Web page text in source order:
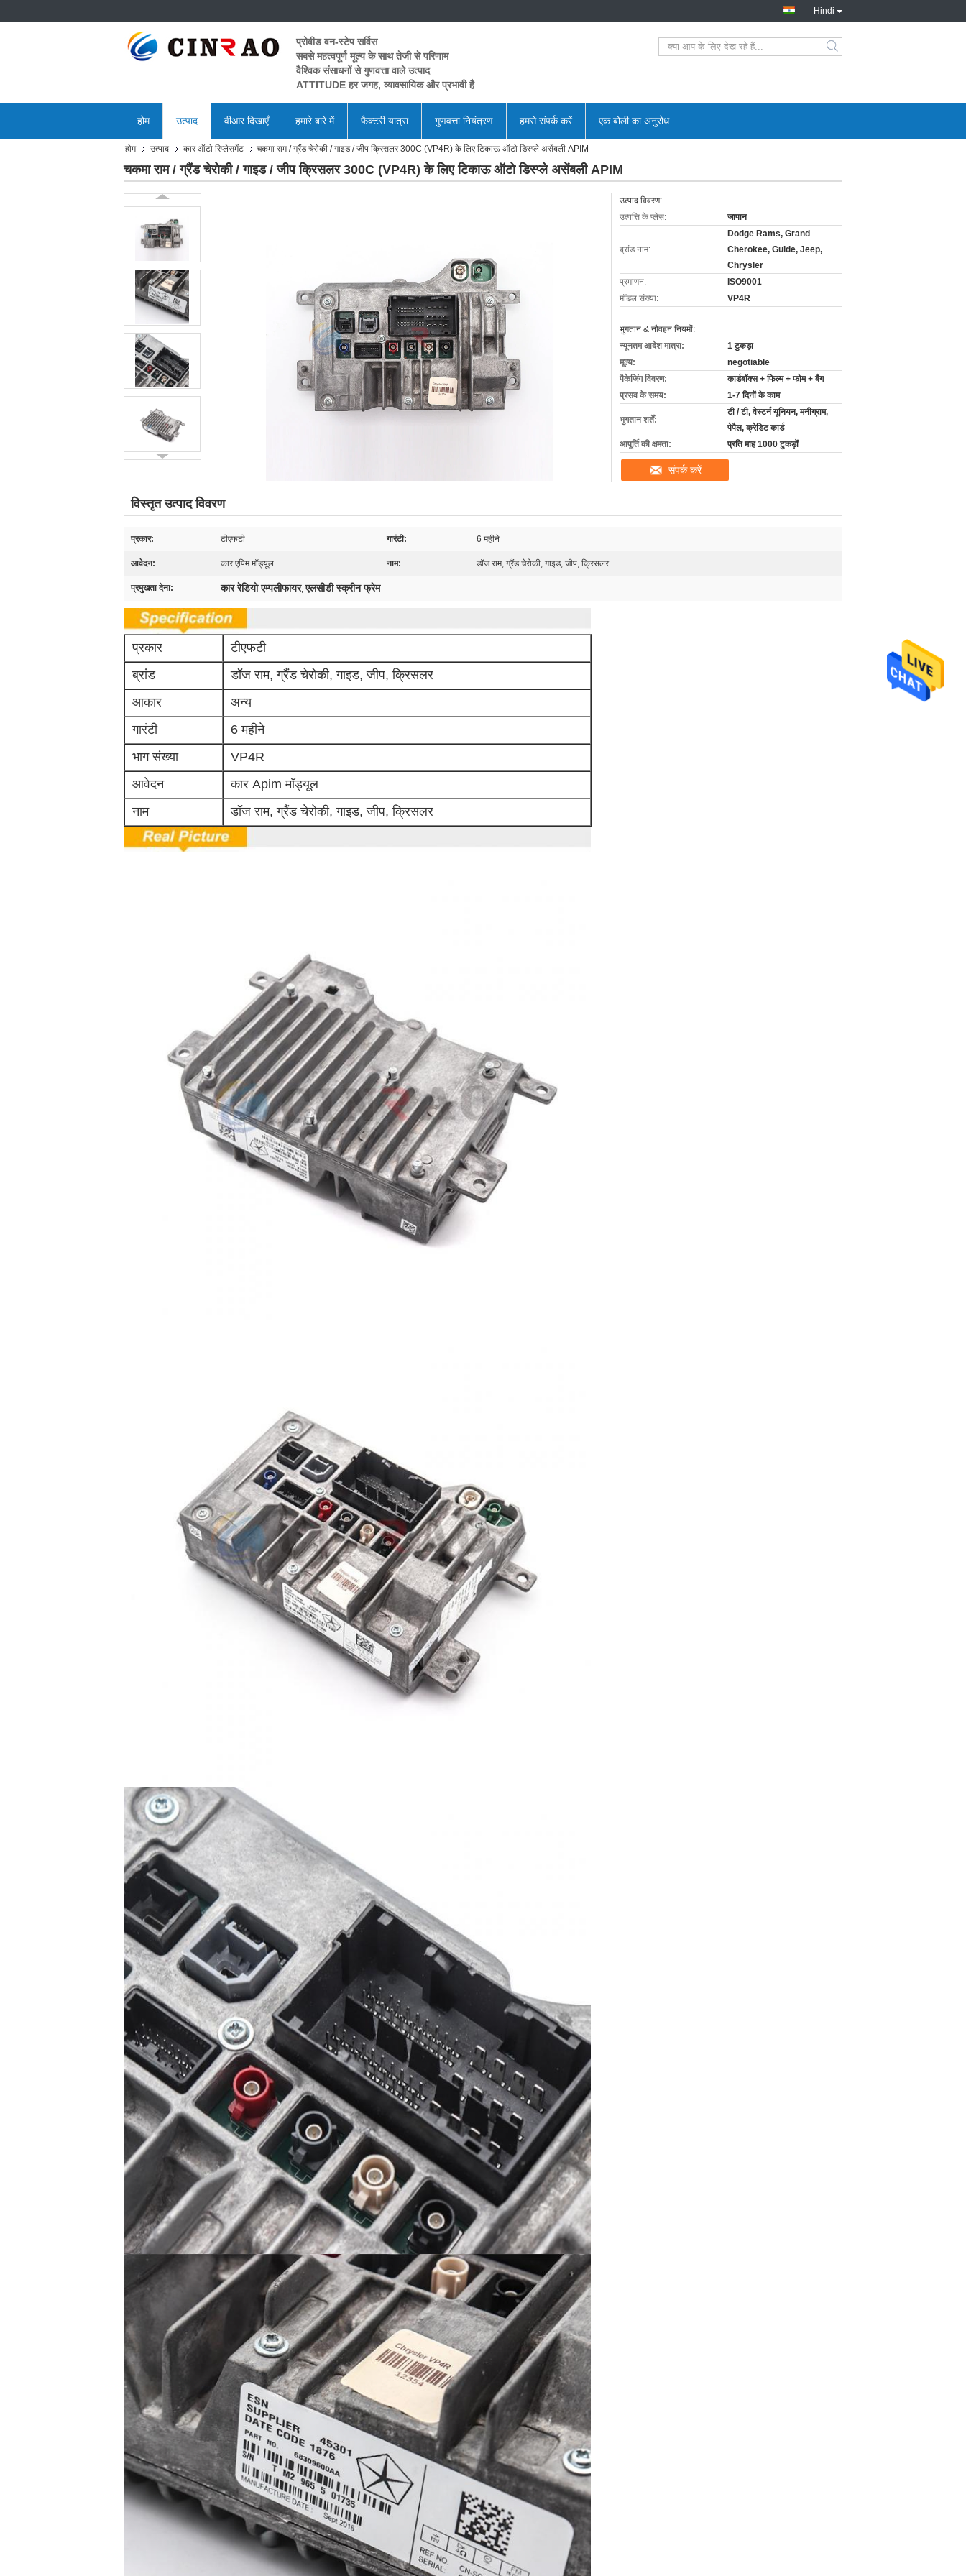
Hindi
प्रोवीड वन-स्टेप सर्विस
सबसे महत्वपूर्ण मूल्य के साथ तेजी से परिणाम
वैश्विक संसाधनों से गुणवत्ता वाले उत्पाद
ATTITUDE हर जगह, व्यावसायिक और प्रभावी है
होम उत्पाद वीआर दिखाएँ हमारे बारे में फैक्टरी यात्रा गुणवत्ता नियंत्रण हमसे संपर्क करें एक बोली का अनुरोध
होम उत्पाद कार ऑटो रिप्लेसमेंट चकमा राम / ग्रैंड चेरोकी / गाइड / जीप क्रिसलर 300C (VP4R) के लिए टिकाऊ ऑटो डिस्प्ले असेंबली APIM
चकमा राम / ग्रैंड चेरोकी / गाइड / जीप क्रिसलर 300C (VP4R) के लिए टिकाऊ ऑटो डिस्प्ले असेंबली APIM
उत्पाद विवरण:
उत्पत्ति के प्लेस:
जापान
ब्रांड नाम:
Dodge Rams, Grand
Cherokee, Guide, Jeep,
Chrysler
प्रमाणन:
ISO9001
मॉडल संख्या:
VP4R
भुगतान & नौवहन नियमों:
न्यूनतम आदेश मात्रा:
1 टुकड़ा
मूल्य:
negotiable
पैकेजिंग विवरण:
कार्डबॉक्स + फिल्म + फोम + बैग
प्रसव के समय:
1-7 दिनों के काम
भुगतान शर्तें:
टी / टी, वेस्टर्न यूनियन, मनीग्राम,
पेपैल, क्रेडिट कार्ड
आपूर्ति की क्षमता:
प्रति माह 1000 टुकड़ों
संपर्क करें
विस्तृत उत्पाद विवरण
प्रकार: टीएफटी गारंटी: 6 महीने
आवेदन: कार एपिम मॉड्यूल नाम: डॉज राम, ग्रैंड चेरोकी, गाइड, जीप, क्रिसलर
प्रमुखता देना: कार रेडियो एम्पलीफायर,एलसीडी स्क्रीन फ्रेम
प्रकार
टीएफटी
ब्रांड
डॉज राम, ग्रैंड चेरोकी, गाइड, जीप, क्रिसलर
आकार
अन्य
गारंटी
6 महीने
भाग संख्या
VP4R
आवेदन
कार Apim मॉड्यूल
नाम
डॉज राम, ग्रैंड चेरोकी, गाइड, जीप, क्रिसलर